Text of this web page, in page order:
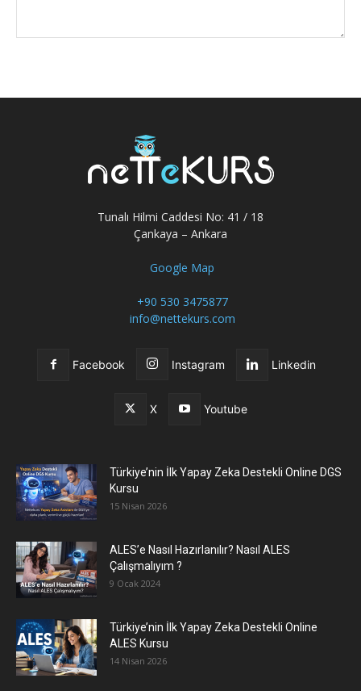
Tunalı Hilmi Caddesi No: 41 / 18
Çankaya – Ankara
Google Map
+90 530 3475877
info@nettekurs.com
Facebook Instagram Linkedin
X Youtube
Türkiye’nin İlk Yapay Zeka Destekli Online DGS
Kursu
15 Nisan 2026
ALES’e Nasıl Hazırlanılır? Nasıl ALES
Çalışmalıyım ?
9 Ocak 2024
Türkiye’nin İlk Yapay Zeka Destekli Online
ALES Kursu
14 Nisan 2026